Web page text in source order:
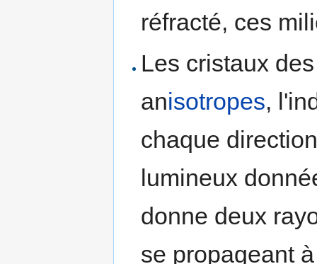
réfracté, ces
Les cristaux
anisotropes,
chaque
lumineux
donne deux
se propageant